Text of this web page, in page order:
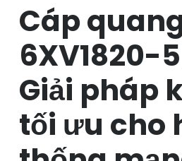
Cáp
6XV1820-
Giải pháp
tối ưu cho